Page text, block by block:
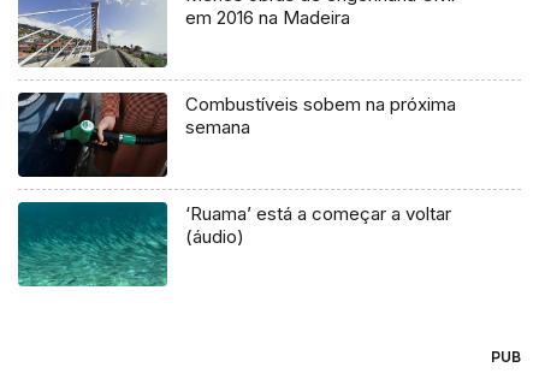
em 2016 na Madeira
Combustíveis sobem na próxima
semana
‘Ruama’ está a começar a voltar
(áudio)
PUB